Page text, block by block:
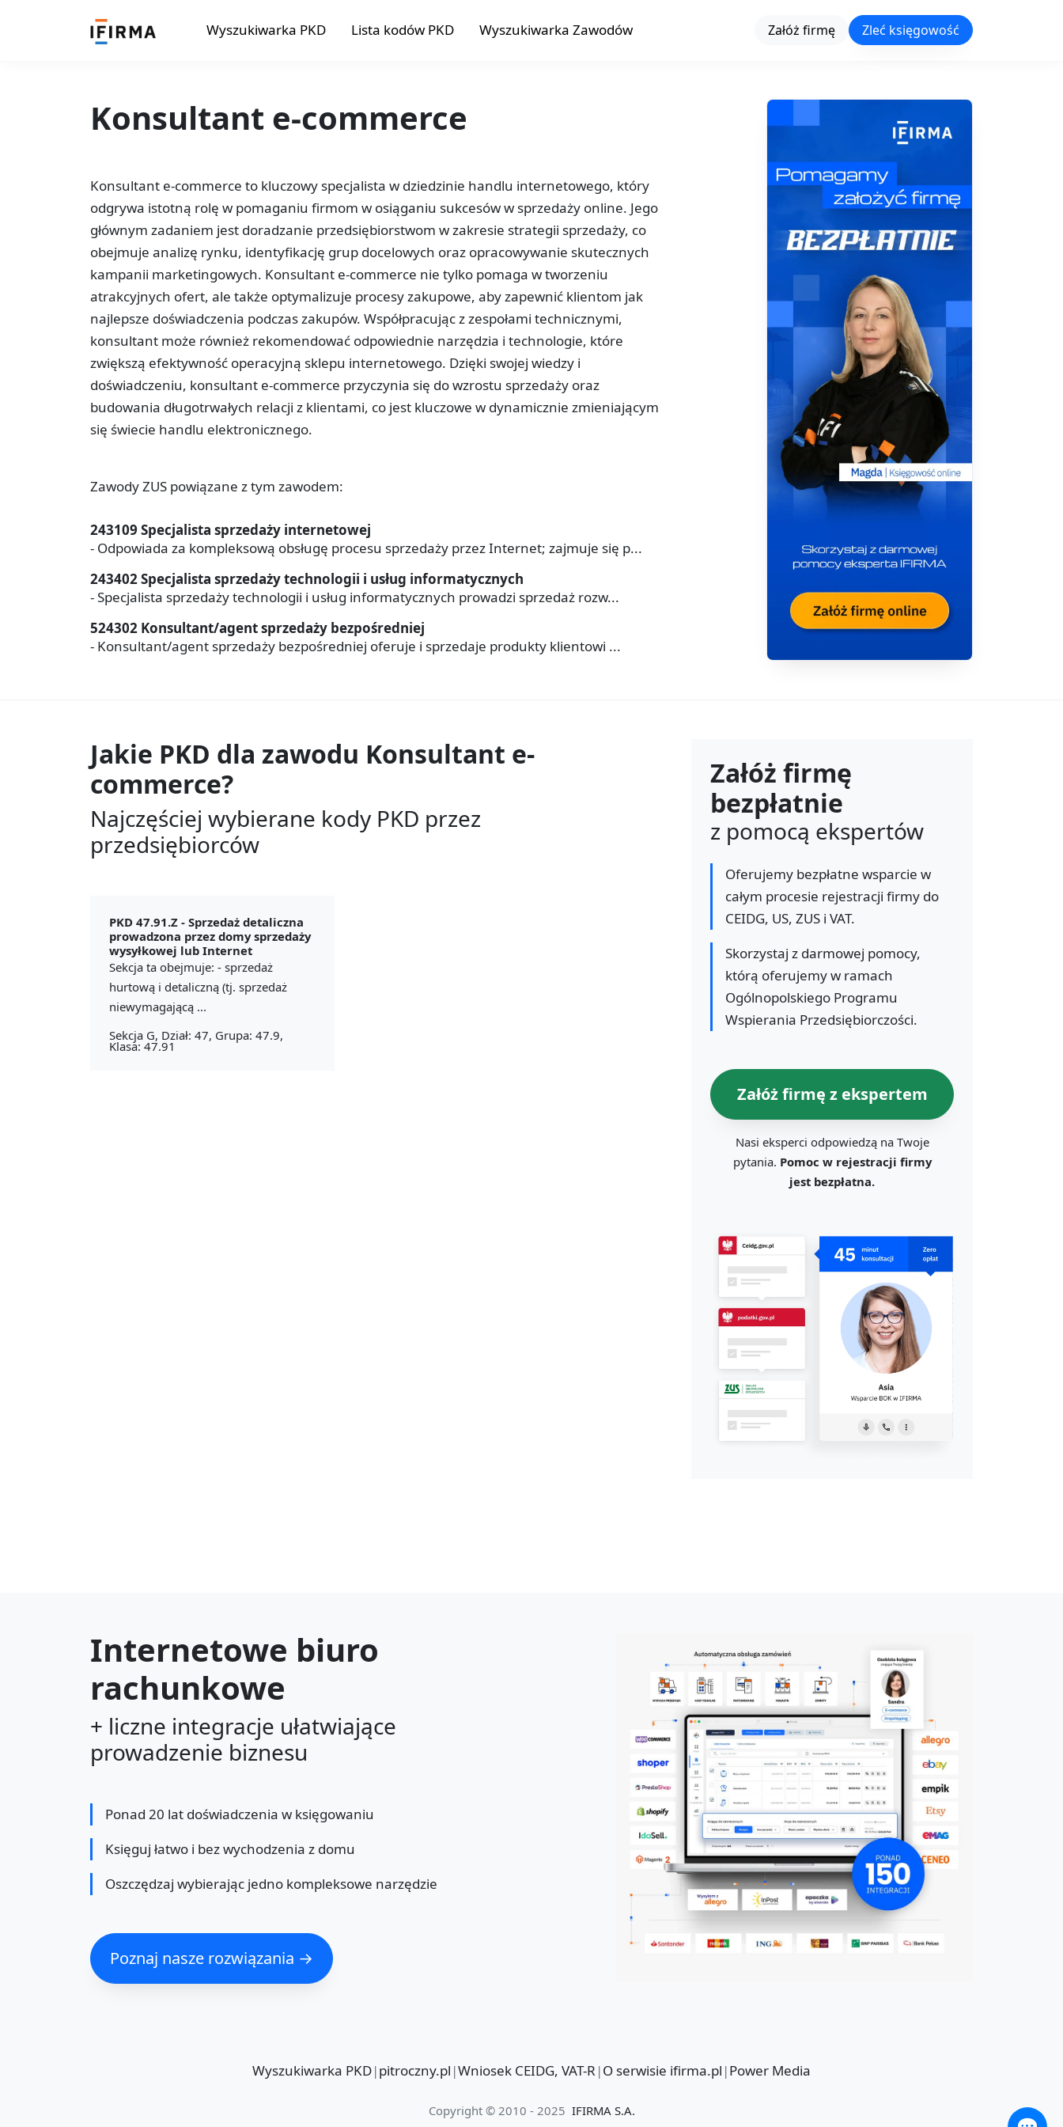
Wyszukiwarka PKD Lista kodów PKD Wyszukiwarka Zawodów Załóż firmę Zleć księgowość
Konsultant e-commerce
Konsultant e-commerce to kluczowy specjalista w dziedzinie handlu internetowego, który
odgrywa istotną rolę w pomaganiu firmom w osiąganiu sukcesów w sprzedaży online. Jego
głównym zadaniem jest doradzanie przedsiębiorstwom w zakresie strategii sprzedaży, co
obejmuje analizę rynku, identyfikację grup docelowych oraz opracowywanie skutecznych
kampanii marketingowych. Konsultant e-commerce nie tylko pomaga w tworzeniu
atrakcyjnych ofert, ale także optymalizuje procesy zakupowe, aby zapewnić klientom jak
najlepsze doświadczenia podczas zakupów. Współpracując z zespołami technicznymi,
konsultant może również rekomendować odpowiednie narzędzia i technologie, które
zwiększą efektywność operacyjną sklepu internetowego. Dzięki swojej wiedzy i
doświadczeniu, konsultant e-commerce przyczynia się do wzrostu sprzedaży oraz
budowania długotrwałych relacji z klientami, co jest kluczowe w dynamicznie zmieniającym
się świecie handlu elektronicznego.
Zawody ZUS powiązane z tym zawodem:
243109 Specjalista sprzedaży internetowej
- Odpowiada za kompleksową obsługę procesu sprzedaży przez Internet; zajmuje się p...
243402 Specjalista sprzedaży technologii i usług informatycznych
- Specjalista sprzedaży technologii i usług informatycznych prowadzi sprzedaż rozw...
524302 Konsultant/agent sprzedaży bezpośredniej
- Konsultant/agent sprzedaży bezpośredniej oferuje i sprzedaje produkty klientowi ...
Jakie PKD dla zawodu Konsultant e-
commerce?
Najczęściej wybierane kody PKD przez
przedsiębiorców
PKD 47.91.Z - Sprzedaż detaliczna
prowadzona przez domy sprzedaży
wysyłkowej lub Internet
Sekcja ta obejmuje: - sprzedaż
hurtową i detaliczną (tj. sprzedaż
niewymagającą ...
Sekcja G, Dział: 47, Grupa: 47.9,
Klasa: 47.91
Załóż firmę
bezpłatnie
z pomocą ekspertów
Oferujemy bezpłatne wsparcie w
całym procesie rejestracji firmy do
CEIDG, US, ZUS i VAT.
Skorzystaj z darmowej pomocy,
którą oferujemy w ramach
Ogólnopolskiego Programu
Wspierania Przedsiębiorczości.
Załóż firmę z ekspertem
Nasi eksperci odpowiedzą na Twoje
pytania. Pomoc w rejestracji firmy
jest bezpłatna.
Internetowe biuro
rachunkowe
+ liczne integracje ułatwiające
prowadzenie biznesu
Ponad 20 lat doświadczenia w księgowaniu
Księguj łatwo i bez wychodzenia z domu
Oszczędzaj wybierając jedno kompleksowe narzędzie
Poznaj nasze rozwiązania →
Wyszukiwarka PKD|pitroczny.pl |Wniosek CEIDG, VAT-R |O serwisie ifirma.pl |Power Media
Copyright © 2010 - 2025 IFIRMA S.A.